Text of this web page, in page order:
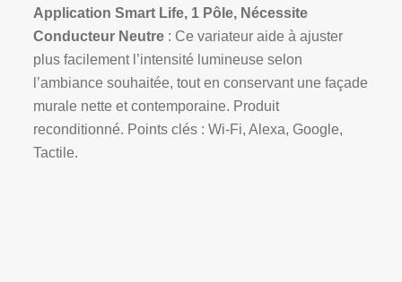
Application Smart Life, 1 Pôle, Nécessite
Conducteur Neutre: Ce variateur aide à ajuster
plus facilement l’intensité lumineuse selon
l’ambiance souhaitée, tout en conservant une façade
murale nette et contemporaine. Produit
reconditionné. Points clés : Wi-Fi, Alexa, Google,
Tactile.